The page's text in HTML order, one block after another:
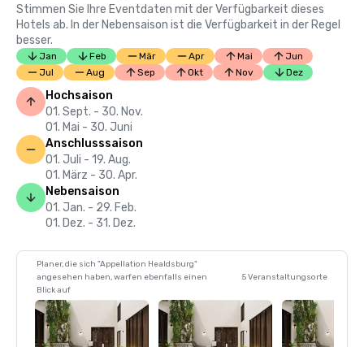
Stimmen Sie Ihre Eventdaten mit der Verfügbarkeit dieses
Hotels ab. In der Nebensaison ist die Verfügbarkeit in der Regel
besser.
Jan Feb Mär Apr Mai
Jun
Jul
Aug Sep Okt Nov Dez
Hochsaison
01. Sept. - 30. Nov.
01. Mai - 30. Juni
Anschlusssaison
01. Juli - 19. Aug.
01. März - 30. Apr.
Nebensaison
01. Jan. - 29. Feb.
01. Dez. - 31. Dez.
Planer, die sich "Appellation Healdsburg"
angesehen haben, warfen ebenfalls einen
Blick auf
5 Veranstaltungsorte